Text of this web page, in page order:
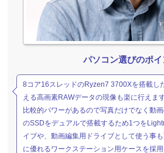
パソコン選びのポイ
8コア16スレッドのRyzen7 3700Xを搭載し
える高画素RAWデータの現像も楽に行えま
比較的パワーがあるので写真だけでなく動
のSSDをデュアルで搭載するため1つを
イブや、動画編集用ドライブとして使う事
に優れるワークステーション用ケースを採